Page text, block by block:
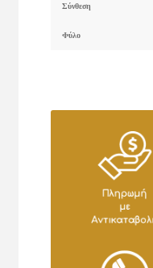
Σύνθεση
Φύλο